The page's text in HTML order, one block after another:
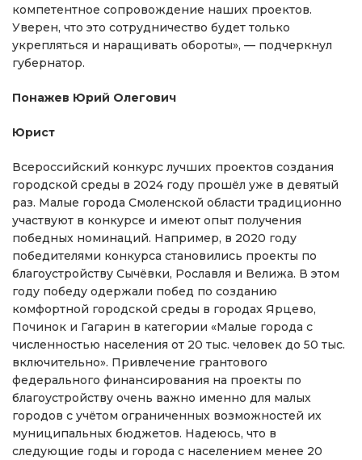
компетентное сопровождение наших проектов.
Уверен, что это сотрудничество будет только
укрепляться и наращивать обороты», — подчеркнул
губернатор.
Понажев Юрий Олегович
Юрист
Всероссийский конкурс лучших проектов создания
городской среды в 2024 году прошёл уже в девятый
раз. Малые города Смоленской области традиционно
участвуют в конкурсе и имеют опыт получения
победных номинаций. Например, в 2020 году
победителями конкурса становились проекты по
благоустройству Сычёвки, Рославля и Велижа. В этом
году победу одержали побед по созданию
комфортной городской среды в городах Ярцево,
Починок и Гагарин в категории «Малые города с
численностью населения от 20 тыс. человек до 50 тыс.
включительно». Привлечение грантового
федерального финансирования на проекты по
благоустройству очень важно именно для малых
городов с учётом ограниченных возможностей их
муниципальных бюджетов. Надеюсь, что в
следующие годы и города с населением менее 20